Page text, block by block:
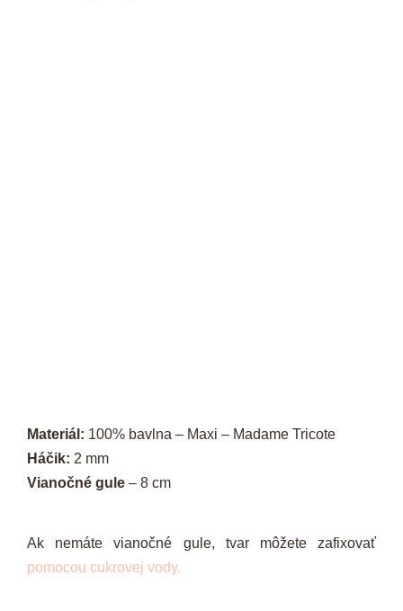
Materiál: 100% bavlna – Maxi – Madame Tricote
Háčik: 2 mm
Vianočné gule – 8 cm
Ak nemáte vianočné gule, tvar môžete zafixovať
pomocou cukrovej vody.